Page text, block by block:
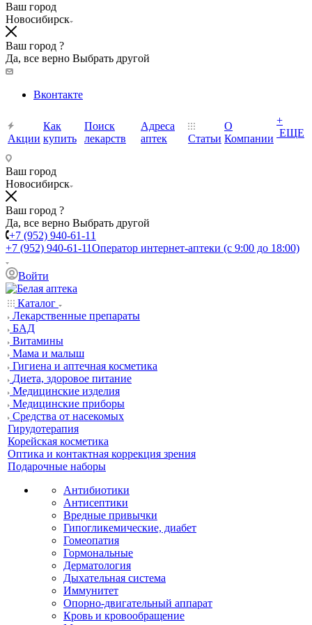
Ваш город
Новосибирск
Ваш город ?
Да, все верно Выбрать другой
Вконтакте
Акции
Как
купить
Поиск
лекарств
Адреса
аптек
Статьи
О
Компании
+
ЕЩЕ
Ваш город
Новосибирск
Ваш город ?
Да, все верно Выбрать другой
+7 (952) 940-61-11
+7 (952) 940-61-11Оператор интернет-аптеки (с 9:00 до 18:00)
Войти
Каталог
Лекарственные препараты
БАД
Витамины
Мама и малыш
Гигиена и аптечная косметика
Диета, здоровое питание
Медицинские изделия
Медицинские приборы
Средства от насекомых
Гирудотерапия
Корейская косметика
Оптика и контактная коррекция зрения
Подарочные наборы
Антибиотики
Антисептики
Вредные привычки
Гипогликемические, диабет
Гомеопатия
Гормональные
Дерматология
Дыхательная система
Иммунитет
Опорно-двигательный аппарат
Кровь и кровообращение